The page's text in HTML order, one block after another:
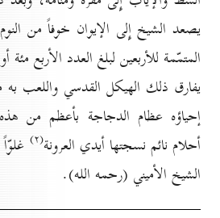
يصعد الشيخ إِلى الإيوان خوفاً من
المتمّمة للأربعين لبلغ العدد الأربع
يفارق ذلك الهيكل القدسي واللعب به
إحياؤه عظام الدجاجة بأعظم من
أحلام نائم نسجتها أيدي العرونة(۲)
الشيخ الأميني (رحمه الله).